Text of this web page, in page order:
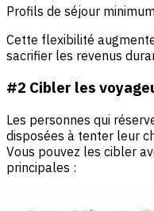
Profils de séjour
Cette flexibilité
sacrifier les revenus
#2 Cibler les
Les personnes qui
disposées à tenter leur
Vous pouvez les cibler
principales :